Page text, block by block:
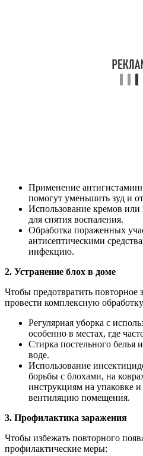
Применение
помогут уменьшить зуд и
Использование кремов или
для снятия воспаления.
Обработка пораженных
антисептическими
инфекцию.
2. Устранение блох в доме
Чтобы предотвратить повторное
провести комплексную
Регулярная уборка с
особенно в местах, где
Стирка постельного белья
воде.
Использование
борьбы с блохами, на
инструкциям на упаковке
вентиляцию помещения.
3. Профилактика заражения
Чтобы избежать повторного
профилактические меры: